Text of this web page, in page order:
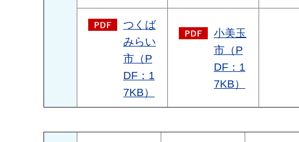
つくば
みらい
市（P
DF：1
7KB）
小美玉
市（P
DF：1
7KB）